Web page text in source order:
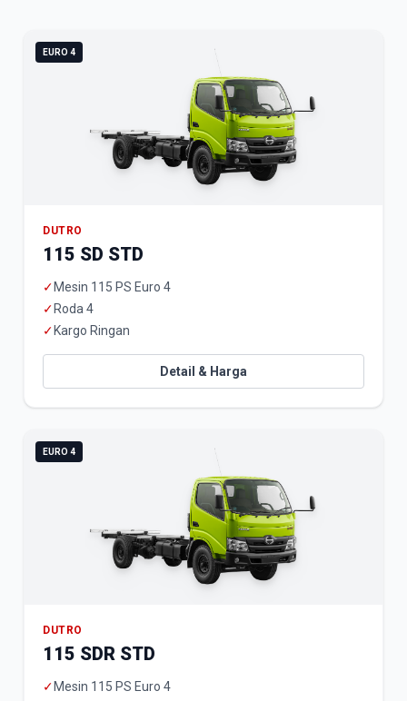
EURO 4
DUTRO
115 SD STD
✓ Mesin 115 PS Euro 4
✓ Roda 4
✓ Kargo Ringan
Detail & Harga
EURO 4
DUTRO
115 SDR STD
✓ Mesin 115 PS Euro 4